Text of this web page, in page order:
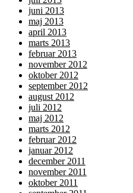
juni 2013
maj 2013
april 2013
marts 2013
februar 2013
november 2012
oktober 2012
september 2012
august 2012
juli 2012
maj 2012
marts 2012
februar 2012
januar 2012
december 2011
november 2011
oktober 2011